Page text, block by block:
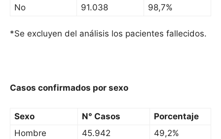
No
91.038 98,7%
*Se excluyen del análisis los pacientes fallecidos.
Casos confirmados por sexo
Sexo N° Casos
Porcentaje
Hombre
45.942
49,2%